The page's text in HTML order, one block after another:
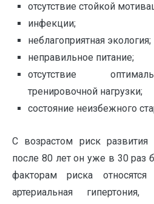
отсутствие стойкой
инфекции;
неблагоприятная экология;
неправильное питание;
отсутствие
тренировочной нагрузки;
состояние неизбежного
С возрастом риск развития
после 80 лет он уже в 30 раз
факторам риска относятся
артериальная